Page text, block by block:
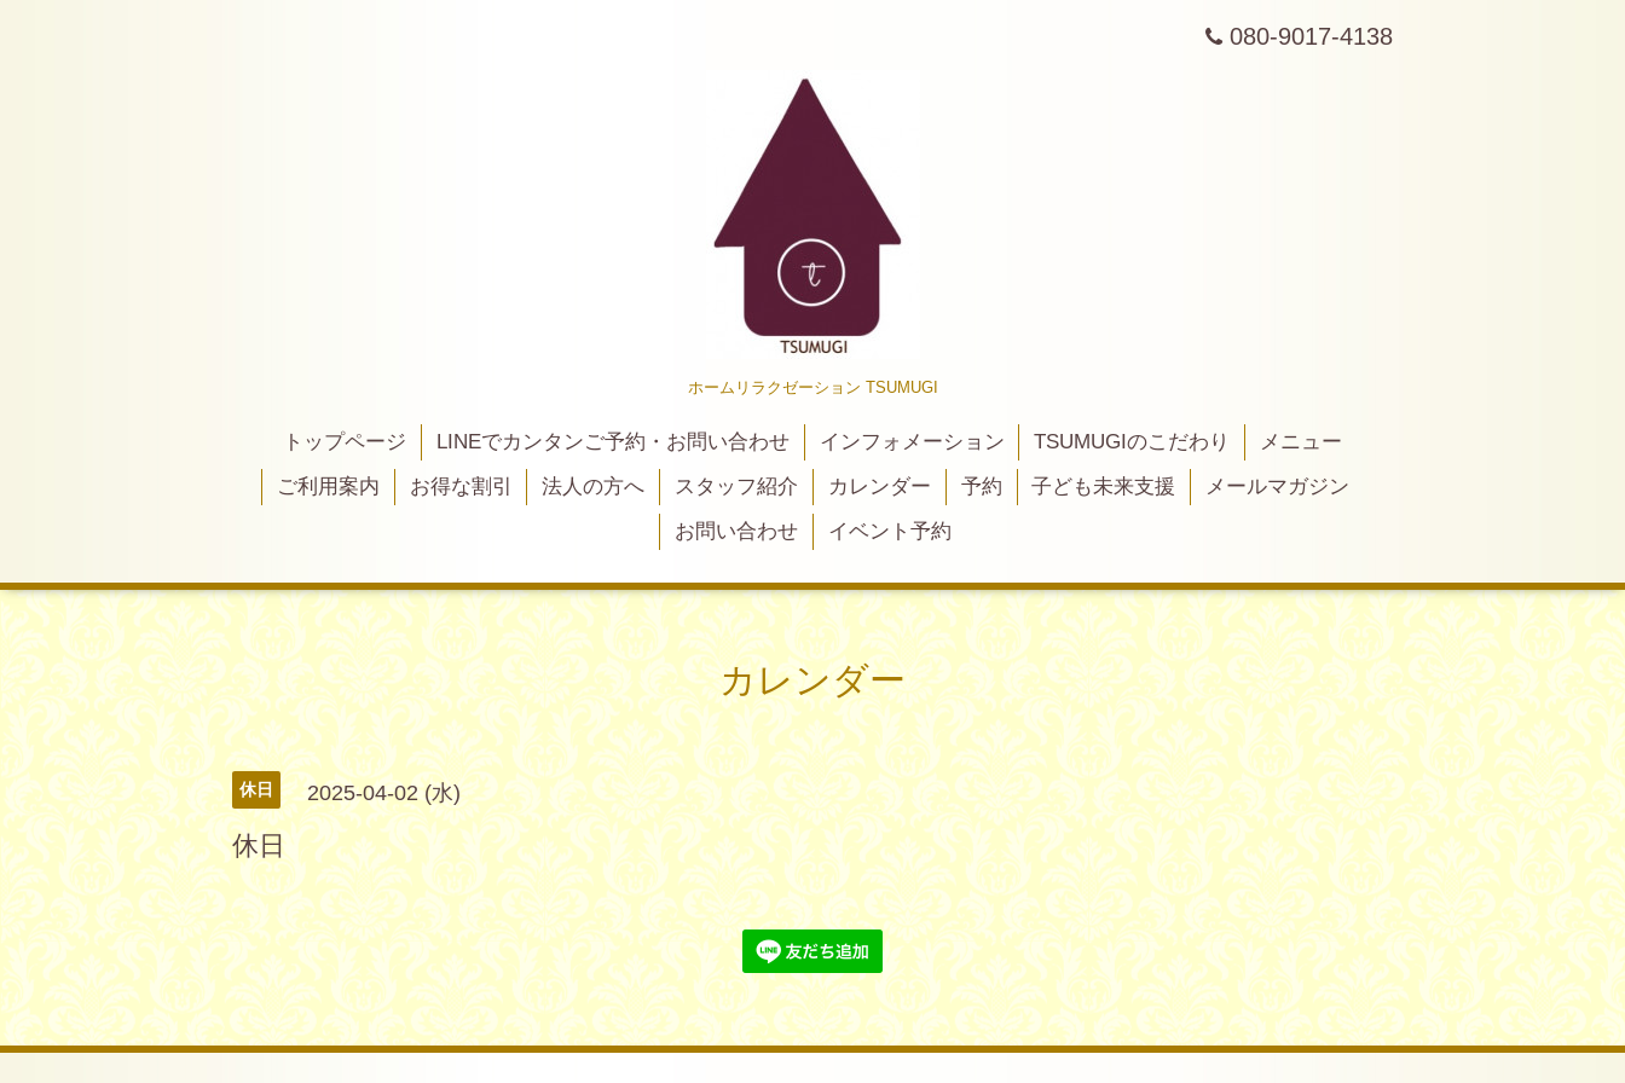
080-9017-4138
ホームリラクゼーション TSUMUGI
トップページ LINEでカンタンご予約・お問い合わせ インフォメーション TSUMUGIのこだわり
メニュー
ご利用案内
お得な割引 法人の方へ スタッフ紹介 カレンダー 予約 子ども未来支援
メールマガジン
お問い合わせ
イベント予約
カレンダー
休日 2025-04-02 (水)
休日